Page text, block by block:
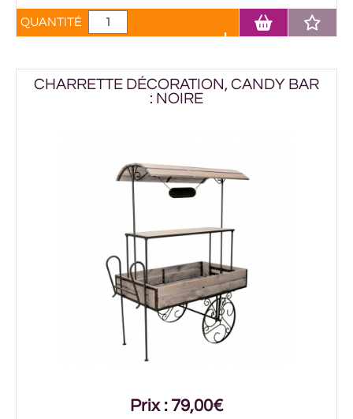
QUANTITÉ
CHARRETTE DÉCORATION, CANDY BAR
: NOIRE
Prix : 79,00€